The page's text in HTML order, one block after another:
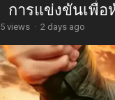
การแข่งขันเพื่อ
5 views · 2 days ago